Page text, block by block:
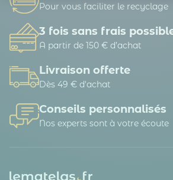
Axeptio consent
Plateforme de Gestion du
Notre plateforme vous permet
Pour vous faciliter le recyclage
3 fois sans frais
A partir de 150 € d’achat
Livraison offerte
Dès 49 € d'achat
Conseils personnalisés
Nos experts sont à votre écoute